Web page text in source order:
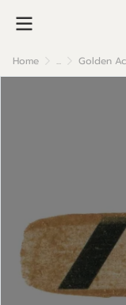
Home ... Golden